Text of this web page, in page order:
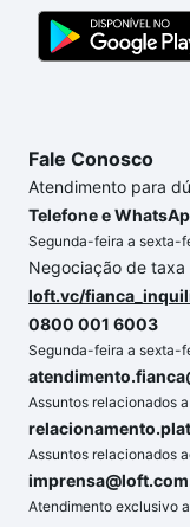
chaves.
Fale Conosco
Atendimento para
Telefone e
Segunda-feira a sexta-
Negociação de taxa
loft.vc/
0800 001 6003
Segunda-feira a sexta-
Assuntos relacionados
Assuntos relacionados
Atendimento exclusivo